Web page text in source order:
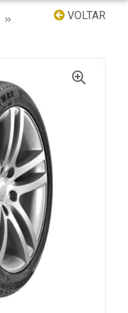
VOLTAR